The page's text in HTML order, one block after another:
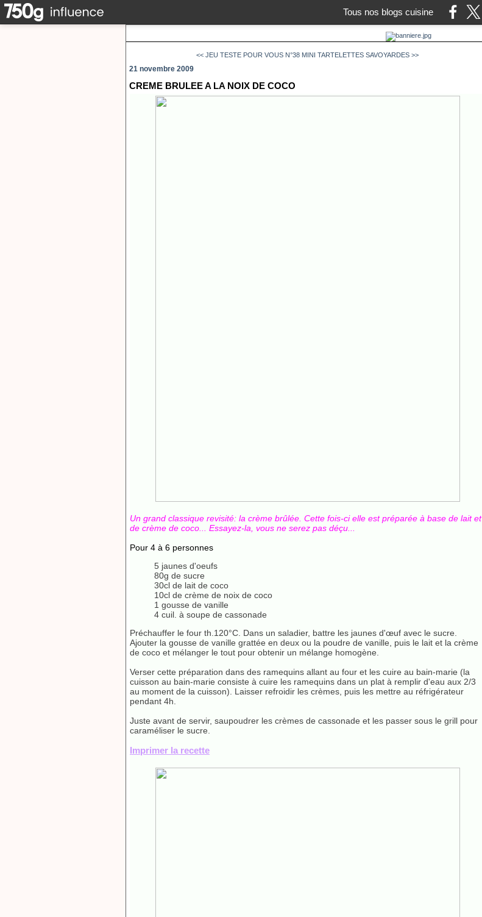
Tous nos blogs cuisine
<< JEU TESTE POUR VOUS N°38 MINI TARTELETTES SAVOYARDES >>
21 novembre 2009
CREME BRULEE A LA NOIX DE COCO
Un grand classique revisité: la crème brûlée. Cette fois-ci elle est préparée à base de lait et
de crème de coco... Essayez-la, vous ne serez pas déçu...
Pour 4 à 6 personnes
5 jaunes d'oeufs
80g de sucre
30cl de lait de coco
10cl de crème de noix de coco
1 gousse de vanille
4 cuil. à soupe de cassonade
Préchauffer le four th.120°C. Dans un saladier, battre les jaunes d'œuf avec le sucre.
Ajouter la gousse de vanille grattée en deux ou la poudre de vanille, puis le lait et la crème
de coco et mélanger le tout pour obtenir un mélange homogène.
Verser cette préparation dans des ramequins allant au four et les cuire au bain-marie (la
cuisson au bain-marie consiste à cuire les ramequins dans un plat à remplir d'eau aux 2/3
au moment de la cuisson). Laisser refroidir les crèmes, puis les mettre au réfrigérateur
pendant 4h.
Juste avant de servir, saupoudrer les crèmes de cassonade et les passer sous le grill pour
caraméliser le sucre.
Imprimer la recette